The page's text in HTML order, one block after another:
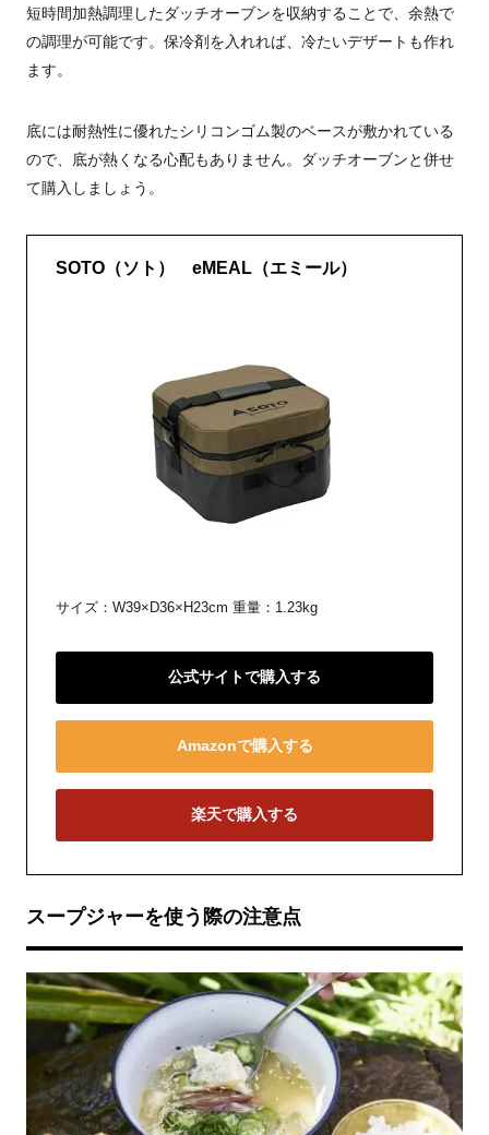
短時間加熱調理したダッチオーブンを収納することで、余熱で
の調理が可能です。保冷剤を入れれば、冷たいデザートも作れ
ます。
底には耐熱性に優れたシリコンゴム製のベースが敷かれている
ので、底が熱くなる心配もありません。ダッチオーブンと併せ
て購入しましょう。
SOTO（ソト） eMEAL（エミール）
サイズ：W39×D36×H23cm 重量：1.23kg
公式サイトで購入する
Amazonで購入する
楽天で購入する
スープジャーを使う際の注意点